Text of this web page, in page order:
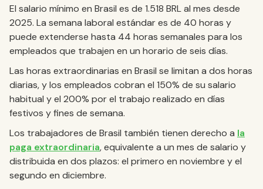
El salario mínimo en Brasil es de 1.518 BRL al mes desde
2025. La semana laboral estándar es de 40 horas y
puede extenderse hasta 44 horas semanales para los
empleados que trabajen en un horario de seis días.
Las horas extraordinarias en Brasil se limitan a dos horas
diarias, y los empleados cobran el 150% de su salario
habitual y el 200% por el trabajo realizado en días
festivos y fines de semana.
Los trabajadores de Brasil también tienen derecho a la
paga extraordinaria, equivalente a un mes de salario y
distribuida en dos plazos: el primero en noviembre y el
segundo en diciembre.